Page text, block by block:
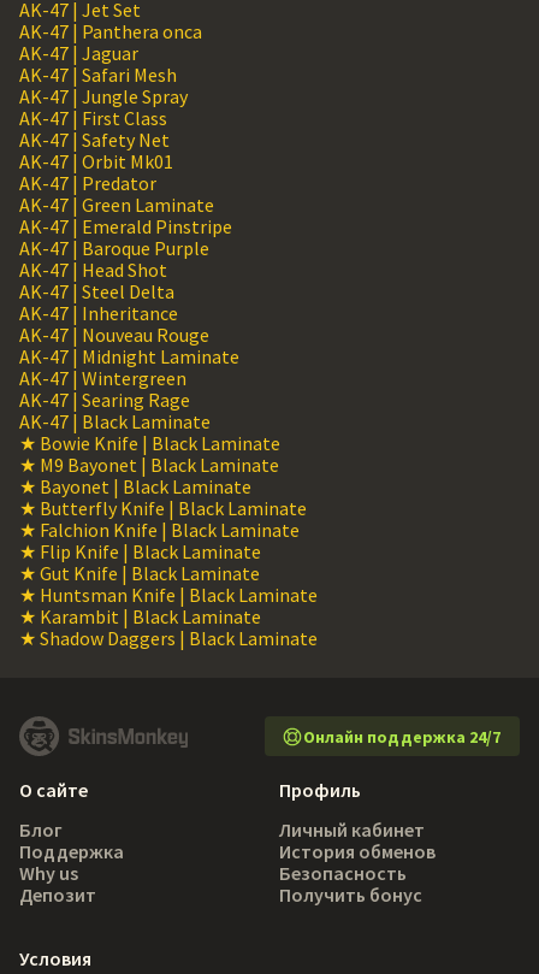
AK-47 | Jet Set
AK-47 | Panthera onca
AK-47 | Jaguar
AK-47 | Safari Mesh
AK-47 | Jungle Spray
AK-47 | First Class
AK-47 | Safety Net
AK-47 | Orbit Mk01
AK-47 | Predator
AK-47 | Green Laminate
AK-47 | Emerald Pinstripe
AK-47 | Baroque Purple
AK-47 | Head Shot
AK-47 | Steel Delta
AK-47 | Inheritance
AK-47 | Nouveau Rouge
AK-47 | Midnight Laminate
AK-47 | Wintergreen
AK-47 | Searing Rage
AK-47 | Black Laminate
★ Bowie Knife | Black Laminate
★ M9 Bayonet | Black Laminate
★ Bayonet | Black Laminate
★ Butterfly Knife | Black Laminate
★ Falchion Knife | Black Laminate
★ Flip Knife | Black Laminate
★ Gut Knife | Black Laminate
★ Huntsman Knife | Black Laminate
★ Karambit | Black Laminate
★ Shadow Daggers | Black Laminate
Онлайн поддержка 24/7
О сайте
Блог
Поддержка
Why us
Депозит
Профиль
Личный кабинет
История обменов
Безопасность
Получить бонус
Условия